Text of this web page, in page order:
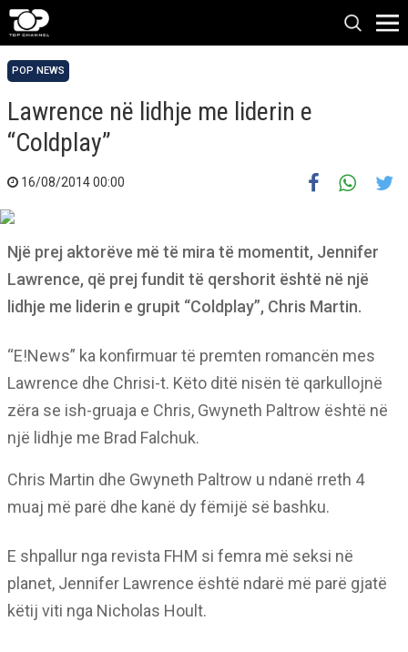
POP NEWS
Lawrence në lidhje me liderin e
“Coldplay”
16/08/2014 00:00
Një prej aktorëve më të mira të momentit, Jennifer
Lawrence, që prej fundit të qershorit është në një
lidhje me liderin e grupit “Coldplay”, Chris Martin.
“E!News” ka konfirmuar të premten romancën mes
Lawrence dhe Chrisi-t. Këto ditë nisën të qarkullojnë
zëra se ish-gruaja e Chris, Gwyneth Paltrow është në
një lidhje me Brad Falchuk.
Chris Martin dhe Gwyneth Paltrow u ndanë rreth 4
muaj më parë dhe kanë dy fëmijë së bashku.
E shpallur nga revista FHM si femra më seksi në
planet, Jennifer Lawrence është ndarë më parë gjatë
këtij viti nga Nicholas Hoult.